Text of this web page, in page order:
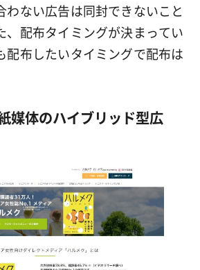
わない広告は同封できないこと
、配布タイミングが決まってい
配布したいタイミングで配布は
媒体のハイブリッド型広